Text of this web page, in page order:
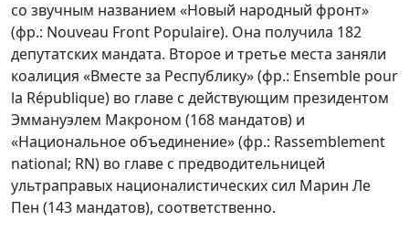
со звучным названием «Новый народный фронт»
(фр.: Nouveau Front Populaire). Она получила 182
депутатских мандата. Второе и третье места заняли
коалиция «Вместе за Республику» (фр.: Ensemble pour
la République) во главе с действующим президентом
Эммануэлем Макроном (168 мандатов) и
«Национальное объединение» (фр.: Rassemblement
national; RN) во главе с предводительницей
ультраправых националистических сил Марин Ле
Пен (143 мандатов), соответственно.